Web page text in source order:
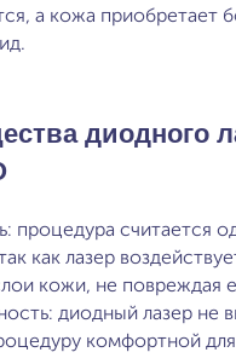
а кожа приобретает
диодного
процедура считается
как лазер
кожи, не повреждая
диодный лазер не
комфортной